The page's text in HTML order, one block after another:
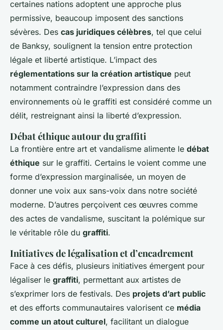
certaines nations adoptent une approche plus
permissive, beaucoup imposent des sanctions
sévères. Des cas juridiques célèbres, tel que celui
de Banksy, soulignent la tension entre protection
légale et liberté artistique. L’impact des
réglementations sur la création artistique peut
notamment contraindre l’expression dans des
environnements où le graffiti est considéré comme un
délit, restreignant ainsi la liberté d’expression.
Débat éthique autour du graffiti
La frontière entre art et vandalisme alimente le débat
éthique sur le graffiti. Certains le voient comme une
forme d’expression marginalisée, un moyen de
donner une voix aux sans-voix dans notre société
moderne. D’autres perçoivent ces œuvres comme
des actes de vandalisme, suscitant la polémique sur
le véritable rôle du graffiti.
Initiatives de légalisation et d’encadrement
Face à ces défis, plusieurs initiatives émergent pour
légaliser le graffiti, permettant aux artistes de
s’exprimer lors de festivals. Des projets d’art public
et des efforts communautaires valorisent ce média
comme un atout culturel, facilitant un dialogue